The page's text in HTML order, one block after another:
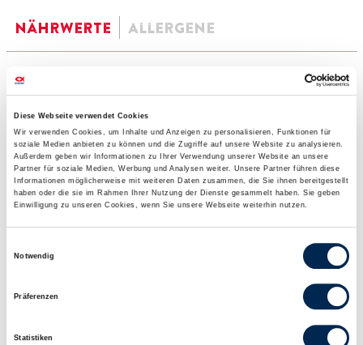
Diese Webseite verwendet Cookies
Wir verwenden Cookies, um Inhalte und Anzeigen zu personalisieren, Funktionen für
soziale Medien anbieten zu können und die Zugriffe auf unsere Website zu analysieren.
Außerdem geben wir Informationen zu Ihrer Verwendung unserer Website an unsere
Partner für soziale Medien, Werbung und Analysen weiter. Unsere Partner führen diese
Informationen möglicherweise mit weiteren Daten zusammen, die Sie ihnen bereitgestellt
haben oder die sie im Rahmen Ihrer Nutzung der Dienste gesammelt haben. Sie geben
Einwilligung zu unseren Cookies, wenn Sie unsere Webseite weiterhin nutzen.
Notwendig
Präferenzen
Statistiken
Nährwerte Allergene
Brennwerte (kcal)
155
Brennwerte (kJ)
649
Eiweiß (g)
6,6
Kohlenhydrate (g) Zucker (g) Fett (g)
Fettsäuren (g)